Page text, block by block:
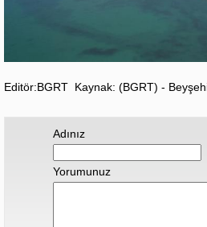
Editör:BGRT Kaynak: (BGRT) -
Adınız
Yorumunuz